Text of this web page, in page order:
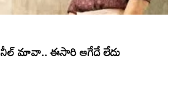
నీల్ మావా.. ఈసారి ఆగేదే లేదు